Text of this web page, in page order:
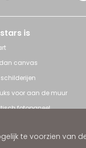
te voorzien van
is
canvas
voor aan de muur
fotopaneel